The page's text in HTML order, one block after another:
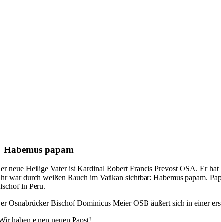
Habemus papam
neue Heilige Vater ist Kardinal Robert Francis Prevost OSA. Er
war durch weißen Rauch im Vatikan sichtbar: Habemus papam.
in Peru.
Osnabrücker Bischof Dominicus Meier OSB äußert sich in einer
haben einen neuen Papst!